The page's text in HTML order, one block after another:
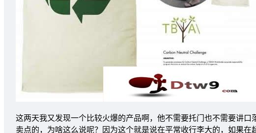
这两天我又发现一个比较火爆的产品啊，他不需要托门也不需要讲
卖点的，为啥这么说呢？因为这个就是说在平常收行李大的，如果